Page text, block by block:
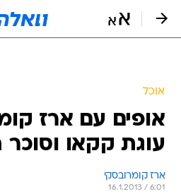
אוכל
אופים עם ארז
עוגת קקאו וסוכר
ארז קומרובסקי
16.1.2013 / 6:01